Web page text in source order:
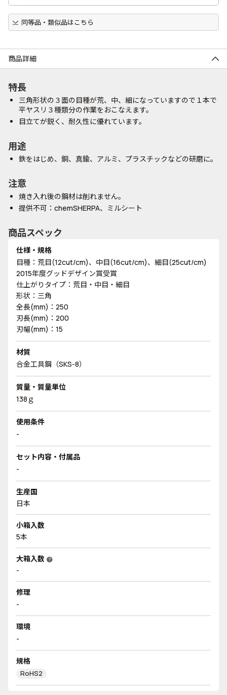
同等品・類似品はこちら
商品詳細
特長
三角形状の３面の目種が荒、中、細になっていますので１本で
平ヤスリ３種類分の作業をおこなえます。
目立てが鋭く、耐久性に優れています。
用途
鉄をはじめ、銅、真鍮、アルミ、プラスチックなどの研磨に。
注意
焼き入れ後の鋼材は削れません。
提供不可：chemSHERPA、ミルシート
商品スペック
仕様・規格
目種：荒目(12cut/cm)、中目(16cut/cm)、細目(25cut/cm)
2015年度グッドデザイン賞受賞
仕上がりタイプ：荒目・中目・細目
形状：三角
全長(mm)：250
刃長(mm)：200
刃幅(mm)：15
材質
合金工具鋼（SKS-8）
質量・質量単位
138ｇ
使用条件
-
セット内容・付属品
-
生産国
日本
小箱入数
5本
大箱入数 help
-
修理
-
環境
-
規格
RoHS2